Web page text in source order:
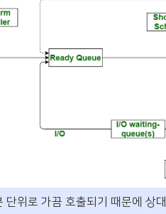
단위로 가끔 호출되기 때문에 상